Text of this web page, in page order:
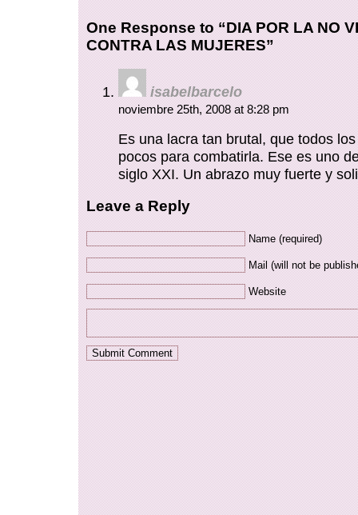
One Response to “DIA POR LA NO
CONTRA LAS MUJERES”
isabelbarcelo
noviembre 25th, 2008 at 8:28 pm
Es una lacra tan brutal, que todos
pocos para combatirla. Ese es uno
siglo XXI. Un abrazo muy fuerte y
Leave a Reply
Name (required)
Mail (will not be
Website